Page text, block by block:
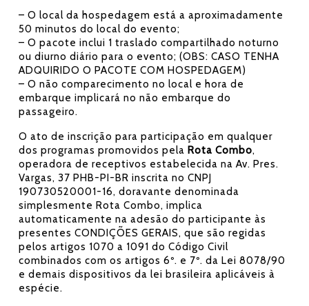
– O local da hospedagem está a aproximadamente
50 minutos do local do evento;
– O pacote inclui 1 traslado compartilhado noturno
ou diurno diário para o evento; (OBS: CASO TENHA
ADQUIRIDO O PACOTE COM HOSPEDAGEM)
– O não comparecimento no local e hora de
embarque implicará no não embarque do
passageiro.
O ato de inscrição para participação em qualquer
dos programas promovidos pela Rota Combo,
operadora de receptivos estabelecida na Av. Pres.
Vargas, 37 PHB-PI-BR inscrita no CNPJ
190730520001-16, doravante denominada
simplesmente Rota Combo, implica
automaticamente na adesão do participante às
presentes CONDIÇÕES GERAIS, que são regidas
pelos artigos 1070 a 1091 do Código Civil
combinados com os artigos 6º. e 7º. da Lei 8078/90
e demais dispositivos da lei brasileira aplicáveis à
espécie.